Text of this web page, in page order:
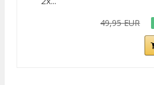
49,95 EUR